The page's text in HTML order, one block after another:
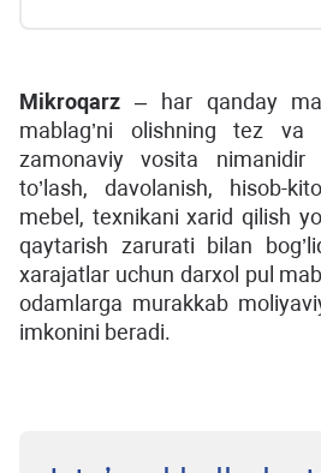
Mikroqarz – har qanday
mablag’ni olishning tez va
zamonaviy vosita nimanidir
to’lash, davolanish, hisob-
mebel, texnikani xarid qilish
qaytarish zarurati bilan
xarajatlar uchun darxol pul
odamlarga murakkab
imkonini beradi.